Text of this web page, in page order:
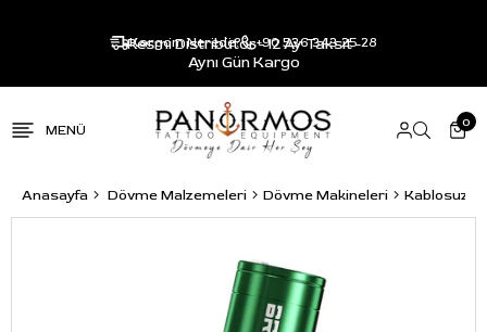
Resmi Distribütör - 12 Ay Taksit -
Aynı Gün Kargo
Kargom Nerede? +90 536 343 25 28
0
Anasayfa Dövme Malzemeleri Dövme Makineleri Kablosuz